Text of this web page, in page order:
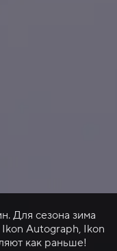
Для сезона зима
Autograph, Ikon
как раньше!